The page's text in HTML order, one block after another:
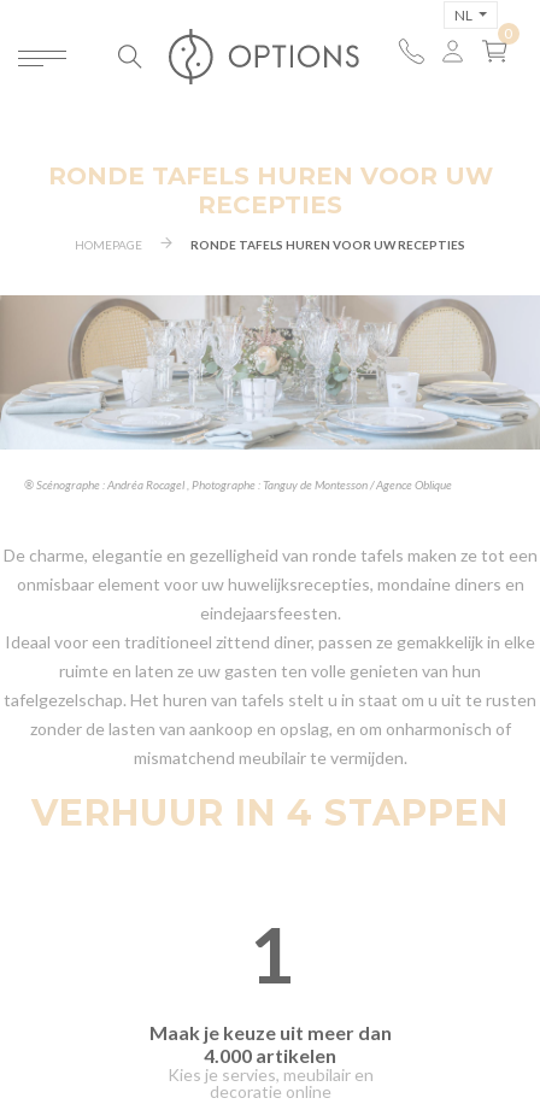
NL
RONDE TAFELS HUREN VOOR UW
RECEPTIES
HOMEPAGE RONDE TAFELS HUREN VOOR UW RECEPTIES
® Scénographe : Andréa Rocagel , Photographe : Tanguy de Montesson / Agence Oblique
De charme, elegantie en gezelligheid van ronde tafels maken ze tot een
onmisbaar element voor uw huwelijksrecepties, mondaine diners en
eindejaarsfeesten.
Ideaal voor een traditioneel zittend diner, passen ze gemakkelijk in elke
ruimte en laten ze uw gasten ten volle genieten van hun
tafelgezelschap. Het huren van tafels stelt u in staat om u uit te rusten
zonder de lasten van aankoop en opslag, en om onharmonisch of
mismatchend meubilair te vermijden.
VERHUUR IN 4 STAPPEN
1
Maak je keuze uit meer dan
4.000 artikelen
Kies je servies, meubilair en
decoratie online